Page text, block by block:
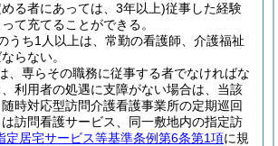
る者にあっては、3年以上)従事した経験
て充てることができる。
うち1人以上は、常勤の看護師、介護福祉
らない。
、専らその職務に従事する者でなければな
利用者の処遇に支障がない場合は、当該
時対応型訪問介護看護事業所の定期巡回
訪問看護サービス、同一敷地内の指定訪
定居宅サービス等基準条例第6条第1項に規